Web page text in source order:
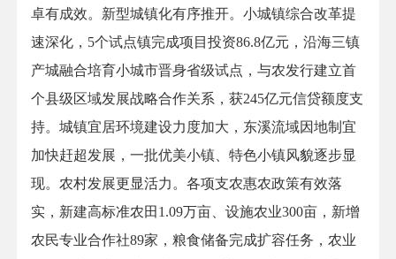
卓有成效。新型城镇化有序推开。小城镇综合改革提
速深化，5个试点镇完成项目投资86.8亿元，沿海三镇
产城融合培育小城市晋身省级试点，与农发行建立首
个县级区域发展战略合作关系，获245亿元信贷额度支
持。城镇宜居环境建设力度加大，东溪流域因地制宜
加快赶超发展，一批优美小镇、特色小镇风貌逐步显
现。农村发展更显活力。各项支农惠农政策有效落
实，新建高标准农田1.09万亩、设施农业300亩，新增
农民专业合作社89家，粮食储备完成扩容任务，农业